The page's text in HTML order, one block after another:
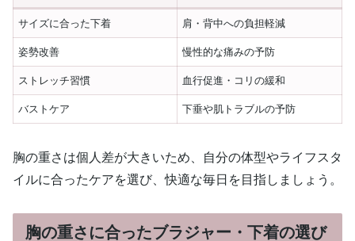
サイズに合った下着 肩・背中への負担軽減
姿勢改善 慢性的な痛みの予防
ストレッチ習慣 血行促進・コリの緩和
バストケア 下垂や肌トラブルの予防
胸の重さは個人差が大きいため、自分の体型やライフスタ
イルに合ったケアを選び、快適な毎日を目指しましょう。
胸の重さに合ったブラジャー・下着の選び